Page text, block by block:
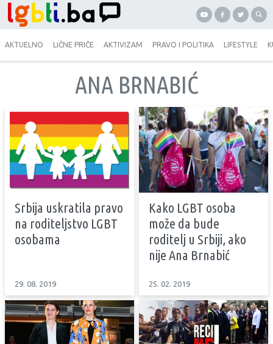
AKTUELNO LIČNE PRIČE AKTIVIZAM PRAVO I POLITIKA LIFESTYLE
ANA BRNABIĆ
Srbija uskratila pravo
na roditeljstvo LGBT
osobama
29. 08. 2019
Kako LGBT osoba
može da bude
roditelj u Srbiji, ako
nije Ana Brnabić
25. 02. 2019